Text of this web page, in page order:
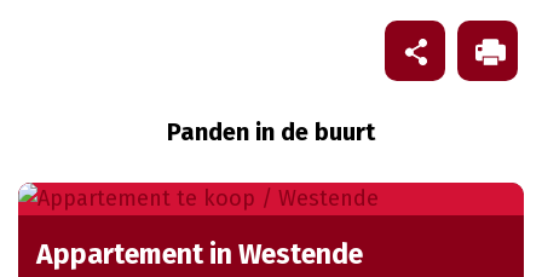
Panden in de buurt
Appartement in Westende